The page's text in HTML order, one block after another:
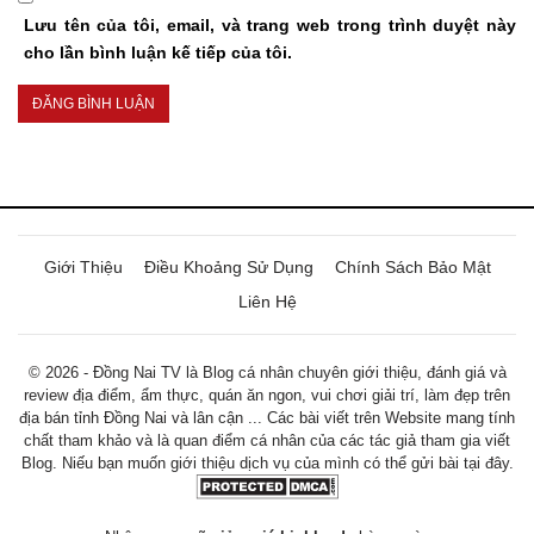
Lưu tên của tôi, email, và trang web trong trình duyệt này
cho lần bình luận kế tiếp của tôi.
Giới Thiệu Điều Khoảng Sử Dụng
Chính Sách Bảo Mật
Liên Hệ
© 2026 - Đồng Nai TV là Blog cá nhân chuyên giới thiệu, đánh giá và
review địa điểm, ẩm thực, quán ăn ngon, vui chơi giải trí, làm đẹp trên
địa bán tỉnh Đồng Nai và lân cận ... Các bài viết trên Website mang tính
chất tham khảo và là quan điểm cá nhân của các tác giả tham gia viết
Blog. Niếu bạn muốn giới thiệu dịch vụ của mình có thể gửi bài tại đây.